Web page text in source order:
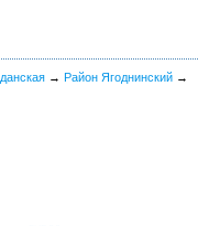
→ Район Ягоднинский →